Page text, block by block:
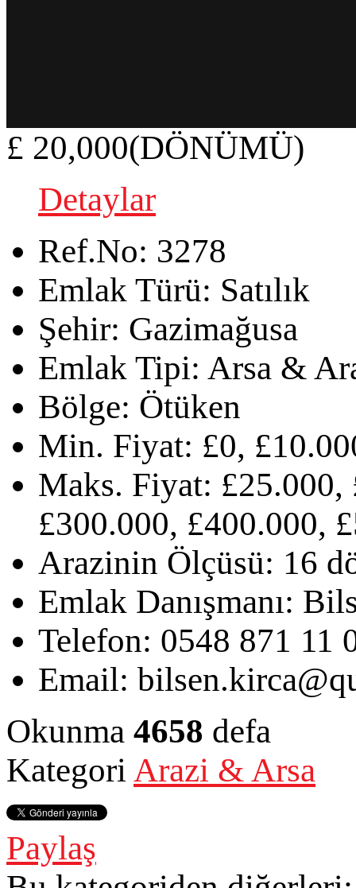
£ 20,000(DÖNÜMÜ)
Detaylar
Ref.No: 3278
Emlak Türü: Satılık
Şehir: Gazimağusa
Emlak Tipi: Arsa &
Bölge: Ötüken
Min. Fiyat: £0,
Maks. Fiyat: £25.000,
£300.000, £400.000,
Arazinin Ölçüsü: 16
Emlak Danışmanı:
Telefon: 0548 871 11
Email:
Okunma 4658 defa
Kategori Arazi & Arsa
Paylaş